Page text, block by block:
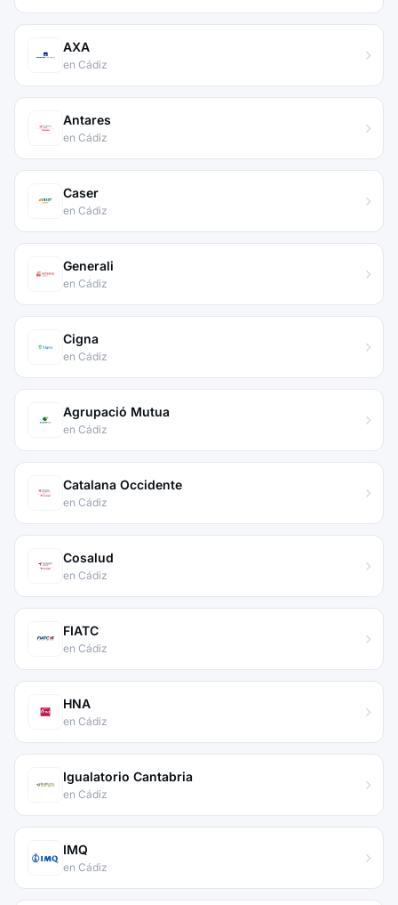
AXA
en Cádiz
Antares
en Cádiz
Caser
en Cádiz
Generali
en Cádiz
Cigna
en Cádiz
Agrupació Mutua
en Cádiz
Catalana Occidente
en Cádiz
Cosalud
en Cádiz
FIATC
en Cádiz
HNA
en Cádiz
Igualatorio Cantabria
en Cádiz
IMQ
en Cádiz